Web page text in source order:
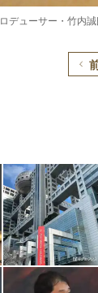
デューサー・竹内